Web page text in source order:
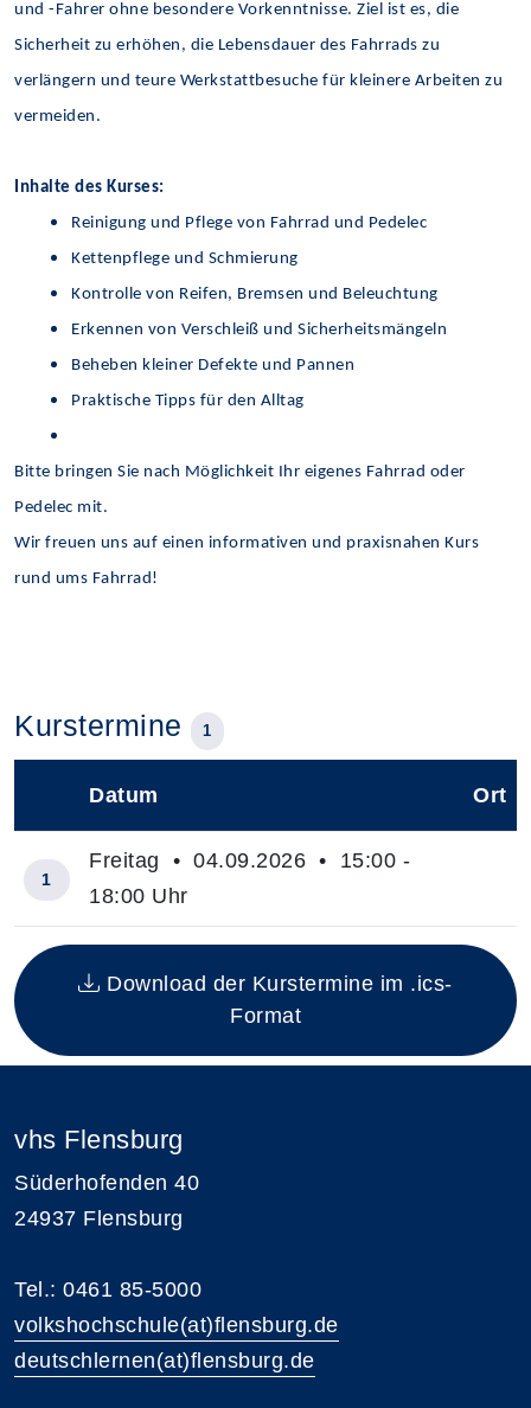
und -Fahrer ohne besondere Vorkenntnisse. Ziel ist es, die
Sicherheit zu erhöhen, die Lebensdauer des Fahrrads zu
verlängern und teure Werkstattbesuche für kleinere Arbeiten zu
vermeiden.
Inhalte des Kurses:
Reinigung und Pflege von Fahrrad und Pedelec
Kettenpflege und Schmierung
Kontrolle von Reifen, Bremsen und Beleuchtung
Erkennen von Verschleiß und Sicherheitsmängeln
Beheben kleiner Defekte und Pannen
Praktische Tipps für den Alltag
Bitte bringen Sie nach Möglichkeit Ihr eigenes Fahrrad oder
Pedelec mit.
Wir freuen uns auf einen informativen und praxisnahen Kurs
rund ums Fahrrad!
Kurstermine 1
Insgesamt gibt es 1 Termine zum diesen Kurs
Datum Ort
1
Freitag • 04.09.2026 • 15:00 -
18:00 Uhr
Download der Kurstermine im .ics-
Format
vhs Flensburg
Süderhofenden 40
24937 Flensburg
Tel.: 0461 85-5000
volkshochschule(at)flensburg.de
deutschlernen(at)flensburg.de